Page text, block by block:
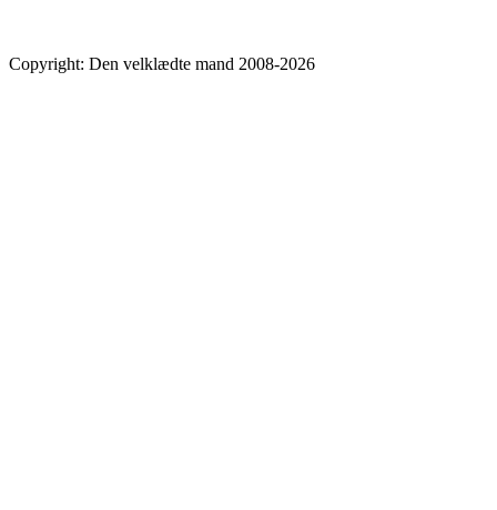
Copyright: Den velklædte mand 2008-2026